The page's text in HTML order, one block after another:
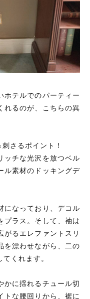
ホテルでのパーティー
れるのが、こちらの異
さるポイント！
ッチな光沢を放つベル
ル素材のドッキングデ
になっており、デコル
プラス。そして、袖は
がるエレファントスリ
を漂わせながら、二の
くれます。
かに揺れるチュール切
トな腰回りから、裾に